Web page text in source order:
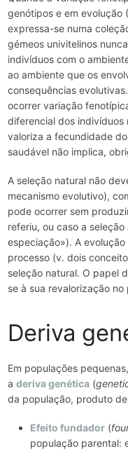
genótipos e em evolução
expressa-se numa
gémeos univitelinos
indivíduos com o
ao ambiente que os
consequências
ocorrer variação
diferencial dos indivíduos
valoriza a fecundidade
saudável não implica,
A seleção natural não
mecanismo evolutivo),
pode ocorrer sem
referiu, ou caso a
especiação»). A
processo (v. dois
seleção natural. O papel
se à sua revalorização
Deriva
Em populações
aderiva genética (
da população, produto
Efeito fundador (
população parental: